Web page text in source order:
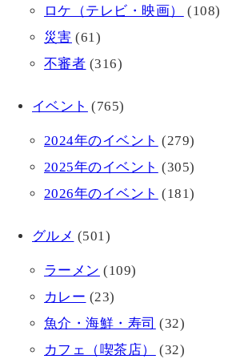
ロケ（テレビ・映画）
(108)
災害 (61)
不審者 (316)
イベント (765)
2024年のイベント (279)
2025年のイベント (305)
2026年のイベント (181)
グルメ (501)
ラーメン (109)
カレー (23)
魚介・海鮮・寿司 (32)
カフェ（喫茶店）
(32)